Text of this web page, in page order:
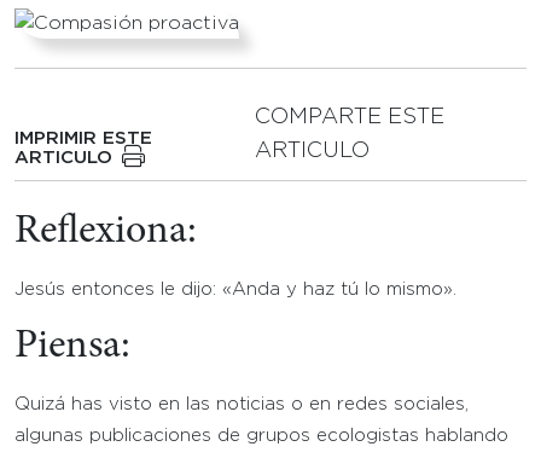
IMPRIMIR ESTE
ARTICULO
COMPARTE ESTE
ARTICULO
Reflexiona:
Jesús entonces le dijo: «Anda y haz tú lo mismo».
Piensa:
Quizá has visto en las noticias o en redes sociales,
algunas publicaciones de grupos ecologistas hablando